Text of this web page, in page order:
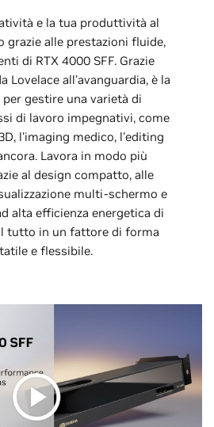
e la tua produttività al
grazie alle prestazioni fluide,
di RTX 4000 SFF. Grazie
Lovelace all'avanguardia, è la
gestire una varietà di
di lavoro impegnativi, come
l'imaging medico, l'editing
Lavora in modo più
al design compatto, alle
multi-schermo e
alta efficienza energetica di
il tutto in un fattore di forma
e flessibile.